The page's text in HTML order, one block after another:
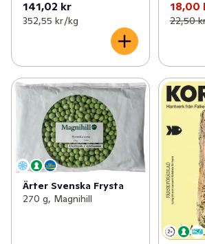
141,02 kr
352,55 kr /kg
18,00
22,50
Ärter Svenska Frysta
270 g, Magnihill